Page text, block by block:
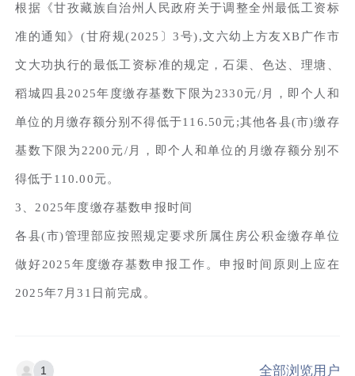
根据《甘孜藏族自治州人民政府关于调整全州最低工资标
准的通知》(甘府规(2025〕3号),文六幼上方友XB广作市
文大功执行的最低工资标准的规定，石渠、色达、理塘、
稻城四县2025年度缴存基数下限为2330元/月，即个人和
单位的月缴存额分别不得低于116.50元;其他各县(市)缴存
基数下限为2200元/月，即个人和单位的月缴存额分别不
得低于110.00元。
3、2025年度缴存基数申报时间
各县(市)管理部应按照规定要求所属住房公积金缴存单位
做好2025年度缴存基数申报工作。申报时间原则上应在
2025年7月31日前完成。
1 全部浏览用户